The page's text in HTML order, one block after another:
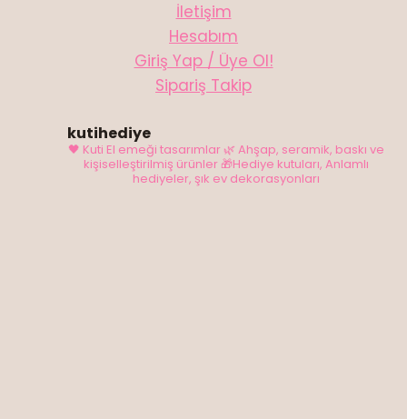
İletişim
Hesabım
Giriş Yap / Üye Ol!
Sipariş Takip
kutihediye
🖤 Kuti El emeği tasarımlar 🌿 Ahşap, seramik, baskı ve
kişiselleştirilmiş ürünler 🎁Hediye kutuları, Anlamlı
hediyeler, şık ev dekorasyonları